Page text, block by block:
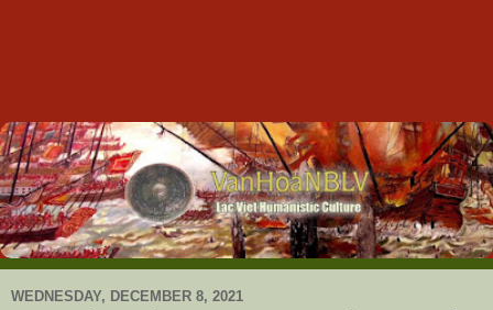
WEDNESDAY, DECEMBER 8, 2021